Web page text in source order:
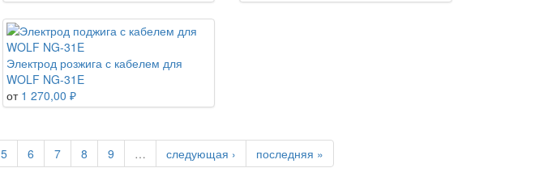
Электрод розжига с кабелем для
WOLF NG-31E
от 1 270,00 ₽
5 6 7 8 9 … следующая › последняя »